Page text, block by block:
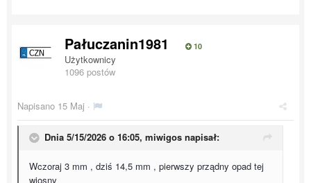
Pałuczanin1981 10
Użytkownicy
1096 postów
Napisano 15 Maj ·
Dnia 5/15/2026 o 16:05, miwigos napisał:
Wczoraj 3 mm , dziś 14,5 mm , pierwszy prządny opad tej
wiosny